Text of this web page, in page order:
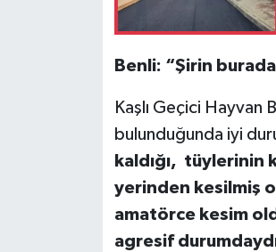
Benli: “Şirin
Kaşlı Geçici Hayvan
bulunduğunda iyi
kaldığı, tüylerinin
yerinden kesilmiş
amatörce kesim
agresif